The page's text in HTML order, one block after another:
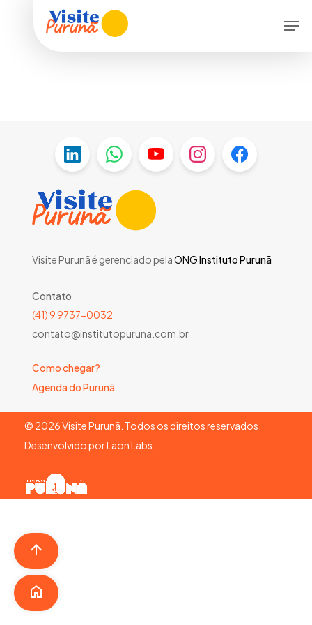
Visite Purunã é gerenciado pelaONGInstituto Purunã
Contato
(41) 9 9737-0032
contato@institutopuruna.com.br
Como chegar?
Agenda do Purunã
© 2026Visite Purunã. Todos os direitos reservados.
Desenvolvido porLaon Labs